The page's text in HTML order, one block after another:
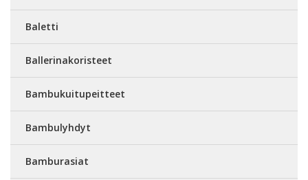
Baletti
Ballerinakoristeet
Bambukuitupeitteet
Bambulyhdyt
Bamburasiat